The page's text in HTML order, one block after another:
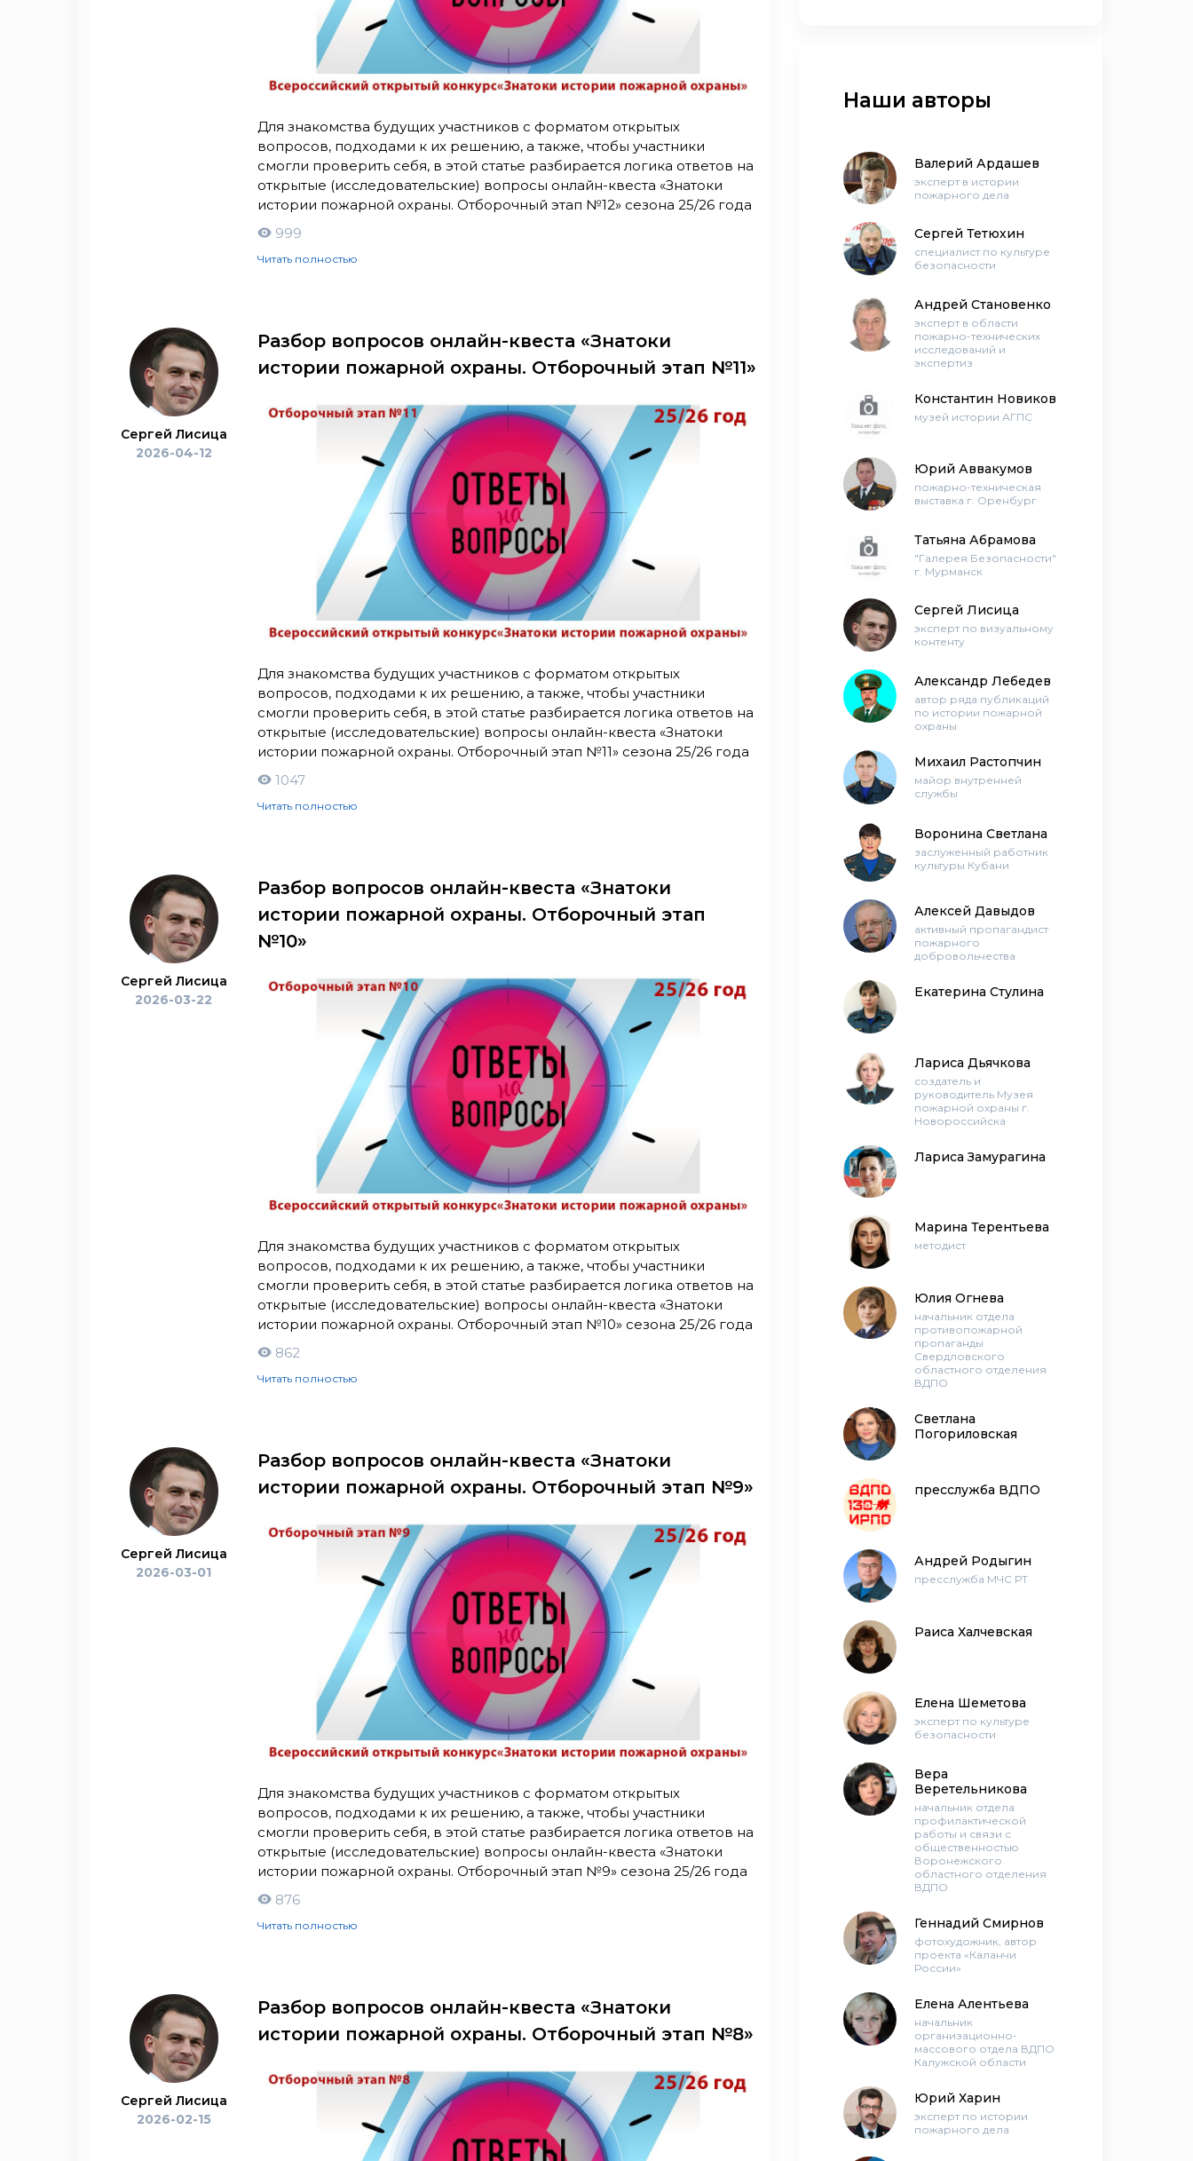
Для знакомства будущих участников с форматом открытых
вопросов, подходами к их решению, а также, чтобы участники
смогли проверить себя, в этой статье разбирается логика ответов на
открытые (исследовательские) вопросы онлайн-квеста «Знатоки
истории пожарной охраны. Отборочный этап №12» сезона 25/26 года
999
Читать полностью
Сергей Лисица
2026-04-12
Разбор вопросов онлайн-квеста «Знатоки
истории пожарной охраны. Отборочный этап №11»
Для знакомства будущих участников с форматом открытых
вопросов, подходами к их решению, а также, чтобы участники
смогли проверить себя, в этой статье разбирается логика ответов на
открытые (исследовательские) вопросы онлайн-квеста «Знатоки
истории пожарной охраны. Отборочный этап №11» сезона 25/26 года
1047
Читать полностью
Сергей Лисица
2026-03-22
Разбор вопросов онлайн-квеста «Знатоки
истории пожарной охраны. Отборочный этап
№10»
Для знакомства будущих участников с форматом открытых
вопросов, подходами к их решению, а также, чтобы участники
смогли проверить себя, в этой статье разбирается логика ответов на
открытые (исследовательские) вопросы онлайн-квеста «Знатоки
истории пожарной охраны. Отборочный этап №10» сезона 25/26 года
862
Читать полностью
Сергей Лисица
2026-03-01
Разбор вопросов онлайн-квеста «Знатоки
истории пожарной охраны. Отборочный этап №9»
Для знакомства будущих участников с форматом открытых
вопросов, подходами к их решению, а также, чтобы участники
смогли проверить себя, в этой статье разбирается логика ответов на
открытые (исследовательские) вопросы онлайн-квеста «Знатоки
истории пожарной охраны. Отборочный этап №9» сезона 25/26 года
876
Читать полностью
Сергей Лисица
2026-02-15
Разбор вопросов онлайн-квеста «Знатоки
истории пожарной охраны. Отборочный этап №8»
Наши авторы
Валерий Ардашев
эксперт в истории
пожарного дела
Сергей Тетюхин
специалист по культуре
безопасности
Андрей Становенко
эксперт в области
пожарно-технических
исследований и
экспертиз
Константин Новиков
музей истории АГПС
Юрий Аввакумов
пожарно-техническая
выставка г. Оренбург
Татьяна Абрамова
"Галерея Безопасности"
г. Мурманск
Сергей Лисица
эксперт по визуальному
контенту
Александр Лебедев
автор ряда публикаций
по истории пожарной
охраны
Михаил Растопчин
майор внутренней
службы
Воронина Светлана
заслуженный работник
культуры Кубани
Алексей Давыдов
активный пропагандист
пожарного
добровольчества
Екатерина Стулина
Лариса Дьячкова
создатель и
руководитель Музея
пожарной охраны г.
Новороссийска
Лариса Замурагина
Марина Терентьева
методист
Юлия Огнева
начальник отдела
противопожарной
пропаганды
Свердловского
областного отделения
ВДПО
Светлана
Погориловская
пресслужба ВДПО
Андрей Родыгин
пресслужба МЧС РТ
Раиса Халчевская
Елена Шеметова
эксперт по культуре
безопасности
Вера
Веретельникова
начальник отдела
профилактической
работы и связи с
общественностью
Воронежского
областного отделения
ВДПО
Геннадий Смирнов
фотохудожник, автор
проекта «Каланчи
России»
Елена Алентьева
начальник
организационно-
массового отдела ВДПО
Калужской области
Юрий Харин
эксперт по истории
пожарного дела